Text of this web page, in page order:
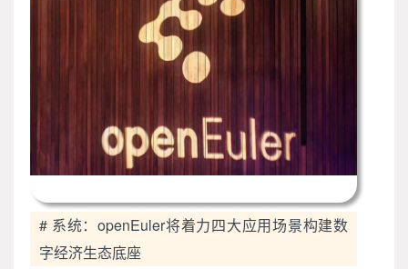
# 系统：openEuler将着力四大应用场景构建数
字经济生态底座